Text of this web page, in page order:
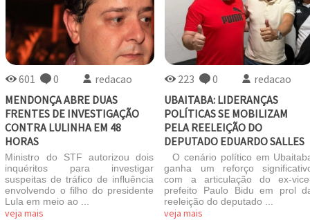
601 0
redacao
MENDONÇA ABRE DUAS
FRENTES DE INVESTIGAÇÃO
CONTRA LULINHA EM 48
HORAS
Ministro do STF autorizou dois
inquéritos para investigar
suspeitas de tráfico de influência
envolvendo o filho do presidente
Lula em meio ao ...
veja mais
223 0
redacao
UBAITABA: LIDERANÇAS
POLÍTICAS SE MOBILIZAM
PELA REELEIÇÃO DO
DEPUTADO EDUARDO SALLES
O cenário político em
ganha um reforço
com a articulação do ex-
prefeito Paulo Bidu em prol
reeleição do deputado ...
veja mais